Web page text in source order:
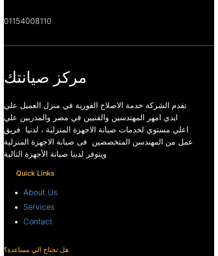
01154008110
مركز صيانتك
تقدم الشركة خدمة الاصلاح الفورية في منزل العميل علي
ايدي امهر المهندسين والفنيين في مصر والمدربين علي
اعلي مستوي لخدمات صيانة الاجهزة المنزلية ، لدنيا فريق
عمل من المهندسن المتخصصين فى صيانة الاجهزة المنزلية
ويتوفر لدينا صيانة الأجهزة التالية
Quick Links
About Us
Services
Contact
هل تحتاج الي مساعدة؟